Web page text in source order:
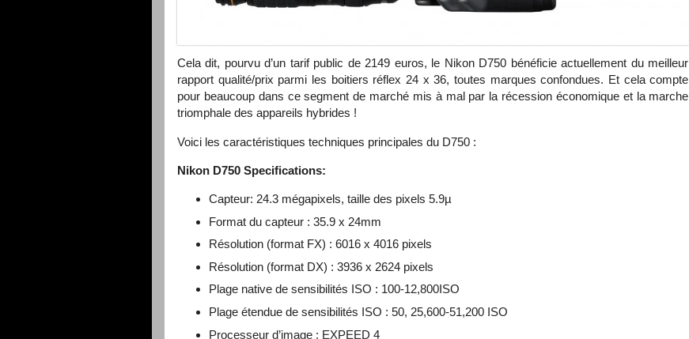
Cela dit, pourvu d’un tarif public de 2149 euros, le Nikon D750 bénéficie actuellement du meilleur
rapport qualité/prix parmi les boitiers réflex 24 x 36, toutes marques confondues. Et cela compte
pour beaucoup dans ce segment de marché mis à mal par la récession économique et la marche
triomphale des appareils hybrides !
Voici les caractéristiques techniques principales du D750 :
Nikon D750 Specifications:
Capteur: 24.3 mégapixels, taille des pixels 5.9µ
Format du capteur : 35.9 x 24mm
Résolution (format FX) : 6016 x 4016 pixels
Résolution (format DX) : 3936 x 2624 pixels
Plage native de sensibilités ISO : 100-12,800ISO
Plage étendue de sensibilités ISO : 50, 25,600-51,200 ISO
Processeur d’image : EXPEED 4